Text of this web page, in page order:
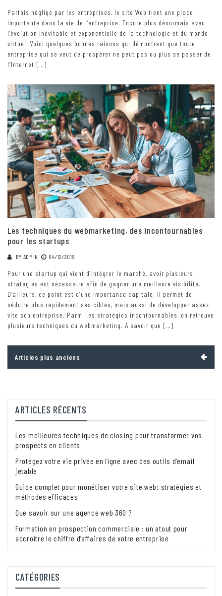
Parfois négligé par les entreprises, le site Web tient une place
importante dans la vie de l’entreprise. Encore plus désormais avec
l’évolution inévitable et exponentielle de la technologie et du monde
virtuel. Voici quelques bonnes raisons qui démontrent que toute
entreprise qui se veut de prospérer ne peut pas ou plus se passer de
l’Internet […]
Les techniques du webmarketing, des incontournables
pour les startups
BY ADMIN 04/12/2019
Pour une startup qui vient d’intégrer le marché, avoir plusieurs
stratégies est nécessaire afin de gagner une meilleure visibilité.
D’ailleurs, ce point est d’une importance capitale. Il permet de
séduire plus rapidement ses cibles, mais aussi de développer assez
vite son entreprise. Parmi les stratégies incontournables, on retrouve
plusieurs techniques du webmarketing. À savoir que […]
des
Articles plus anciens
ARTICLES RÉCENTS
Les meilleures techniques de closing pour transformer vos
prospects en clients
Protégez votre vie privée en ligne avec des outils d’email
jetable
Guide complet pour monétiser votre site web: stratégies et
méthodes efficaces
Que savoir sur une agence web 360 ?
Formation en prospection commerciale : un atout pour
accroître le chiffre d’affaires de votre entreprise
CATÉGORIES